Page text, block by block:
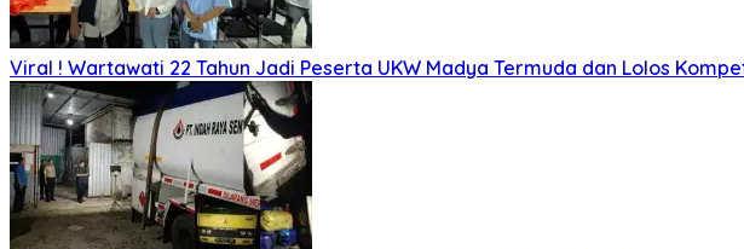
Viral ! Wartawati 22 Tahun Jadi Peserta UKW Madya Termuda dan Lolos